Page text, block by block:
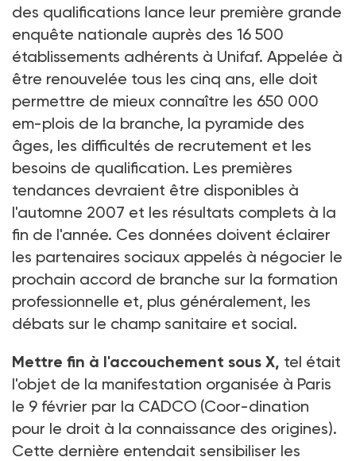
des qualifications lance leur première grande
enquête nationale auprès des 16 500
établissements adhérents à Unifaf. Appelée à
être renouvelée tous les cinq ans, elle doit
permettre de mieux connaître les 650 000
em-plois de la branche, la pyramide des
âges, les difficultés de recrutement et les
besoins de qualification. Les premières
tendances devraient être disponibles à
l'automne 2007 et les résultats complets à la
fin de l'année. Ces données doivent éclairer
les partenaires sociaux appelés à négocier le
prochain accord de branche sur la formation
professionnelle et, plus généralement, les
débats sur le champ sanitaire et social.
Mettre fin à l'accouchement sous X, tel était
l'objet de la manifestation organisée à Paris
le 9 février par la CADCO (Coor-dination
pour le droit à la connaissance des origines).
Cette dernière entendait sensibiliser les